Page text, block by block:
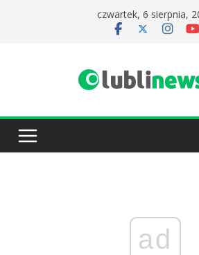
czwartek, 6 sierpnia,
ad